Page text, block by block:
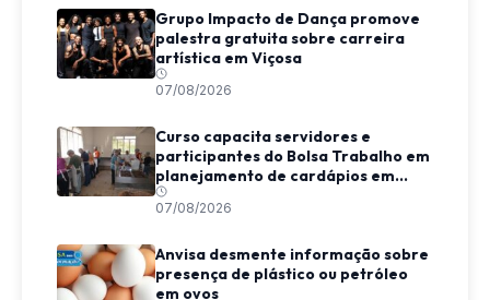
Grupo Impacto de Dança promove
palestra gratuita sobre carreira
artística em Viçosa
07/08/2026
Curso capacita servidores e
participantes do Bolsa Trabalho em
planejamento de cardápios em
Viçosa
07/08/2026
Anvisa desmente informação sobre
presença de plástico ou petróleo
em ovos